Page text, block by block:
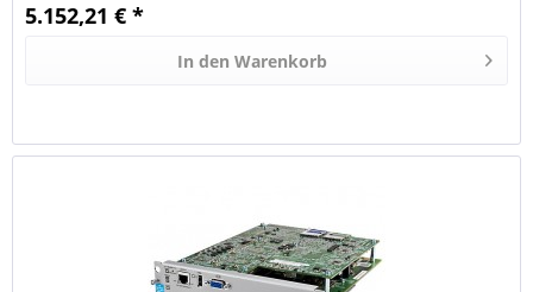
5.152,21 € *
In den Warenkorb